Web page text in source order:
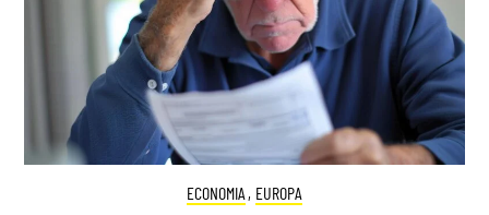
ECONOMIA , EUROPA